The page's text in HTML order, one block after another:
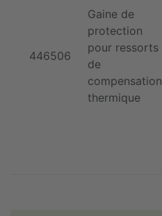
446506
Gaine de
protection
pour ressorts
de
compensation
thermique